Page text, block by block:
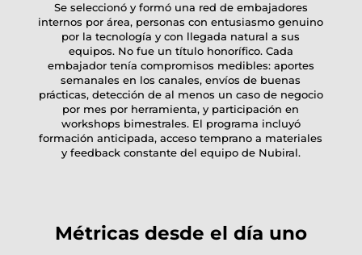
Se seleccionó y formó una red de embajadores
internos por área, personas con entusiasmo genuino
por la tecnología y con llegada natural a sus
equipos. No fue un título honorífico. Cada
embajador tenía compromisos medibles: aportes
semanales en los canales, envíos de buenas
prácticas, detección de al menos un caso de negocio
por mes por herramienta, y participación en
workshops bimestrales. El programa incluyó
formación anticipada, acceso temprano a materiales
y feedback constante del equipo de Nubiral.
Métricas desde el día uno